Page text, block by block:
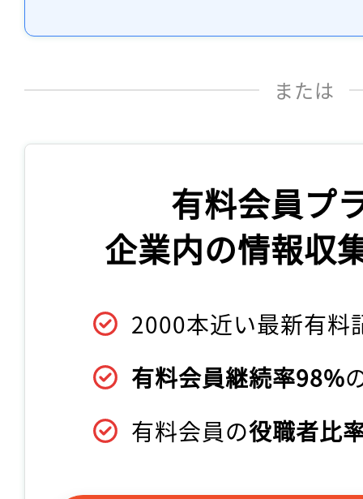
または
有料会員プ
企業内の情報収
2000本近い最新有料
有料会員継続率98%
有料会員の役職者比